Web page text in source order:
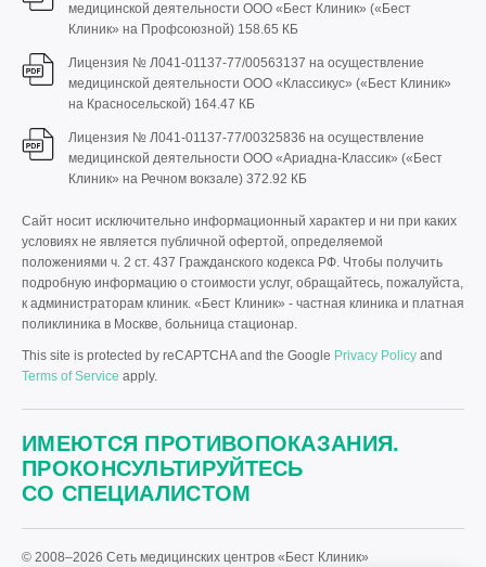
медицинской деятельности ООО «Бест Клиник» («Бест
Клиник» на Профсоюзной) 158.65 КБ
Лицензия № Л041-01137-77/00563137 на осуществление
медицинской деятельности ООО «Классикус» («Бест Клиник»
на Красносельской) 164.47 КБ
Лицензия № Л041-01137-77/00325836 на осуществление
медицинской деятельности ООО «Ариадна-Классик» («Бест
Клиник» на Речном вокзале) 372.92 КБ
Сайт носит исключительно информационный характер и ни при каких
условиях не является публичной офертой, определяемой
положениями ч. 2 ст. 437 Гражданского кодекса РФ. Чтобы получить
подробную информацию о стоимости услуг, обращайтесь, пожалуйста,
к администраторам клиник. «Бест Клиник» - частная клиника и платная
поликлиника в Москве, больница стационар.
This site is protected by reCAPTCHA and the Google Privacy Policy and
Terms of Service apply.
ИМЕЮТСЯ ПРОТИВОПОКАЗАНИЯ.
ПРОКОНСУЛЬТИРУЙТЕСЬ
СО СПЕЦИАЛИСТОМ
© 2008–2026 Сеть медицинских центров «Бест Клиник»